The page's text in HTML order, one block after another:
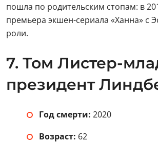
пошла по родительским стопам: в
премьера экшен-сериала «Ханна» с
роли.
7. Том Листер-
президент
Год смерти: 2020
Возраст: 62